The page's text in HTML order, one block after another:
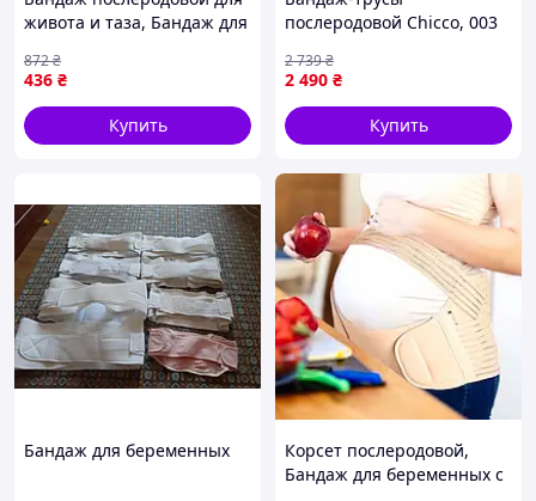
чувствительной и склонной к
потоотделению.
Тип: бандаж для
живота и таза, Бандаж для
послеродовой бежевый,
Бандаж во время
беременности, XMU
436 ₴
872₴
Купить
послеродовой Chicco, 003
2 490 ₴
2 739₴
Купить
Бандаж для беременных
Корсет послеродовой,
Бандаж для беременных с